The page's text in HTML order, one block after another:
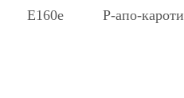
Е160е Р-апо-